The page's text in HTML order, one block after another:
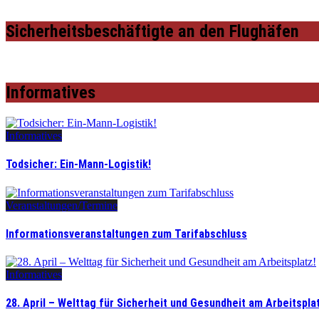
Sicherheitsbeschäftigte an den Flughäfen
Informatives
Informatives
Todsicher: Ein-Mann-Logistik!
Veranstaltungen/Termine
Informationsveranstaltungen zum Tarifabschluss
Informatives
28. April – Welttag für Sicherheit und Gesundheit am